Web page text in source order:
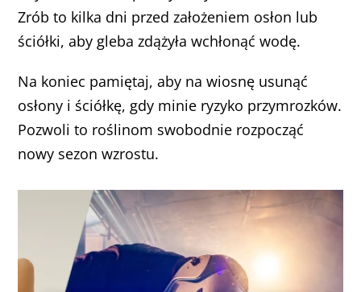
Zrób to kilka dni przed założeniem osłon lub
ściółki, aby gleba zdążyła wchłonąć wodę.
Na koniec pamiętaj, aby na wiosnę usunąć
osłony i ściółkę, gdy minie ryzyko przymrozków.
Pozwoli to roślinom swobodnie rozpocząć
nowy sezon wzrostu.